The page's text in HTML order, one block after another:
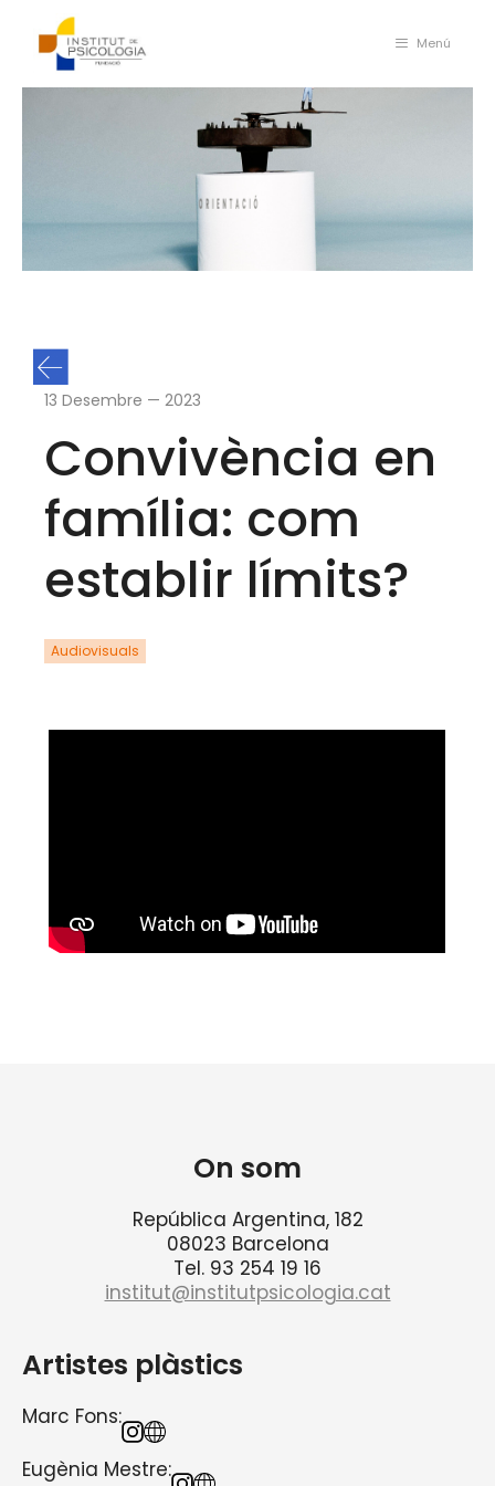
content
Menú
13 Desembre — 2023
Convivència en
família: com
establir límits?
Audiovisuals
On som
República Argentina, 182
08023 Barcelona
Tel. 93 254 19 16
institut@institutpsicologia.cat
Artistes plàstics
Marc Fons:
Eugènia Mestre: